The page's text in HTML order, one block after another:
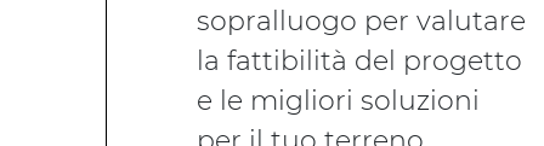
sopralluogo per valutare
la fattibilità del progetto
e le migliori soluzioni